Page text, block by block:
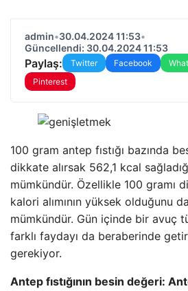
admin•30.04.2024 11:53•
Güncellendi: 30.04.2024 11:53
Paylaş: Twitter Facebook
Pinterest
100 gram antep fıstığı bazında
dikkate alırsak 562,1 kcal
mümkündür. Özellikle 100 gramı
kalori alımının yüksek olduğunu
mümkündür. Gün içinde bir avuç
farklı faydayı da beraberinde
gerekiyor.
Antep fıstığının besin değeri: